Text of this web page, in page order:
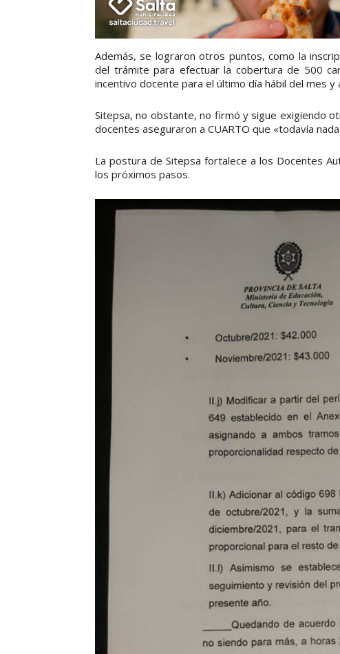
Además, se lograron otros puntos, como la
del trámite para efectuar la cobertura de 500
incentivo docente para el último día hábil del mes
Sitepsa, no obstante, no firmó y sigue exigiendo
docentes aseguraron a CUARTO que «todavía
La postura de Sitepsa fortalece a los Docentes
los próximos pasos.